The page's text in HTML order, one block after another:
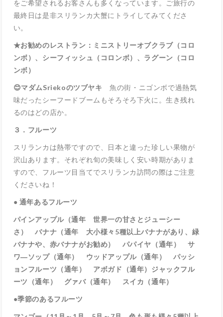
をご希望されるお客さんも多くなっています。ご旅行の
最終日は是非スリランカ大蟹にトライしてみてくださ
い。
★お勧めのレストラン：ミニストリーオブクラブ（コロ
ンボ）、シーフィッシュ（コロンボ）、ラグーン（コロ
ンボ）
😊マダムSriekoのツブヤキ 魚の街・ニゴンボで過熱気
味だったシーフードブームもそろそろ下火に。生き残れ
るのはどの店か。
３．フルーツ
スリランカは熱帯ですので、日本と違った珍しい果物が
沢山あります。それぞれ旬の美味しく安い時期がありま
すので、フルーツ目当てでスリランカ訪問の際はご注意
くださいね！
● 通年あるフルーツ
パインアップル（通年 世界一の甘さとジューシー
さ） バナナ（通年 大小様々5種以上バナナがあり、緑
バナナや、赤バナナがお勧め） パパイヤ（通年） サ
ワ―ソップ（通年） ウッドアップル（通年） パッシ
ョンフルーツ（通年） アボガド（通年）ジャックフル
ーツ（通年） グァバ（通年） スイカ（通年）
●季節のあるフルーツ